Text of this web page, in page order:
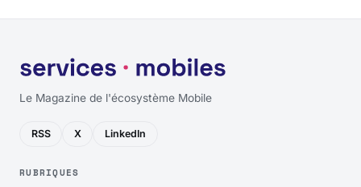
Le Magazine de l'écosystème Mobile
RSS X LinkedIn
RUBRIQUES